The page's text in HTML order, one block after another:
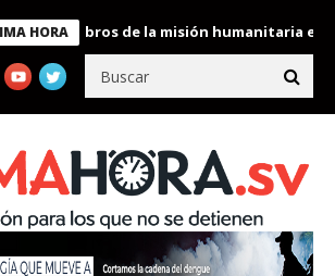
HORA
miembros de la misión humanitaria